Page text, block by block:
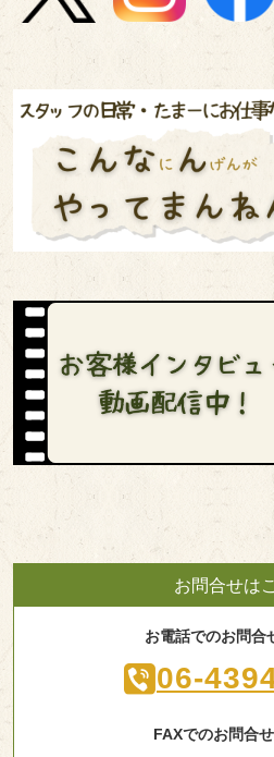
お問合せは
お電話でのお問合
06-
FAXでのお問合